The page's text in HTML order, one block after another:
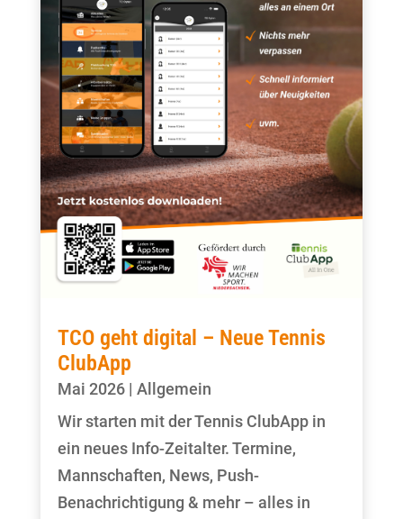
TCO geht digital – Neue Tennis
ClubApp
Mai 2026| Allgemein
Wir starten mit der Tennis ClubApp in
ein neues Info-Zeitalter. Termine,
Mannschaften, News, Push-
Benachrichtigung & mehr – alles in